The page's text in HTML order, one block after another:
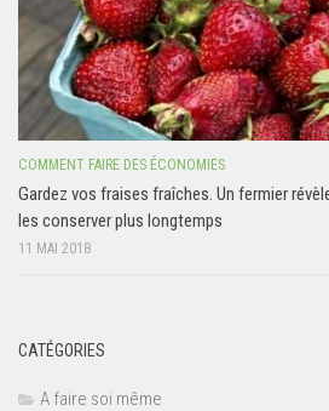
COMMENT FAIRE DES ÉCONOMIES
Gardez vos fraises fraîches. Un fermier
les conserver plus longtemps
11 MAI 2018
CATÉGORIES
A faire soi même